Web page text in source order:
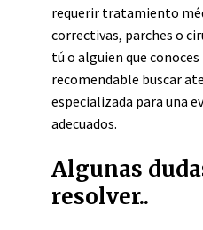
requerir tratamiento
correctivas, parches o
tú o alguien que
recomendable buscar
especializada para una
adecuados.
Algunas
resolver..